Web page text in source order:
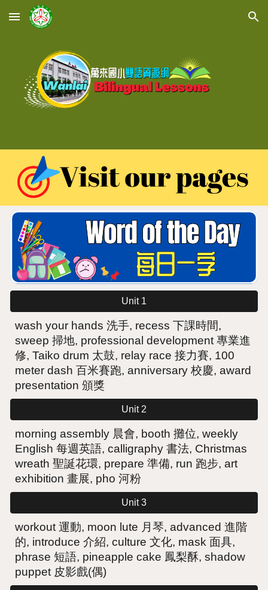
Skip to main content Skip to navigation
Unit 1
wash your hands 洗手, recess 下課時間,
sweep 掃地, professional development 專業進
修, Taiko drum 太鼓, relay race 接力賽, 100
meter dash 百米賽跑, anniversary 校慶, award
presentation 頒獎
Unit 2
morning assembly 晨會, booth 攤位, weekly
English 每週英語, calligraphy 書法, Christmas
wreath 聖誕花環, prepare 準備, run 跑步, art
exhibition 畫展, pho 河粉
Unit 3
workout 運動, moon lute 月琴, advanced 進階
的, introduce 介紹, culture 文化, mask 面具,
phrase 短語, pineapple cake 鳳梨酥,shadow
puppet 皮影戲(偶)